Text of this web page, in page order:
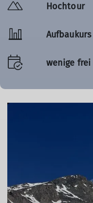
Hochtour
Aufbaukurs
wenige frei